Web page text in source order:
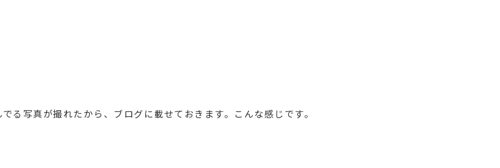
る写真が撮れたから、ブログに載せておきます。こんな感じです。